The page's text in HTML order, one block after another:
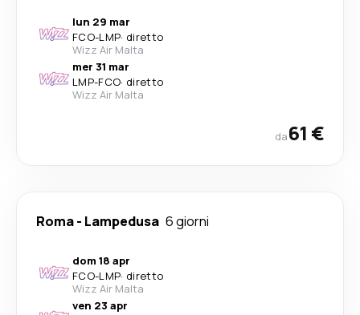
lun 29 mar
FCO-LMP· diretto
Wizz Air Malta
mer 31 mar
LMP-FCO· diretto
Wizz Air Malta
da61 €
Roma- Lampedusa 6 giorni
dom 18 apr
FCO-LMP· diretto
Wizz Air Malta
ven 23 apr